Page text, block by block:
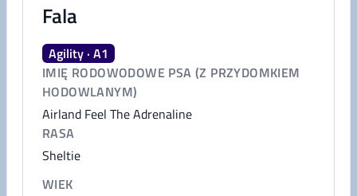
Fala
Agility · A1
IMIĘ RODOWODOWE PSA (Z PRZYDOMKIEM
HODOWLANYM)
Airland Feel The Adrenaline
RASA
Sheltie
WIEK